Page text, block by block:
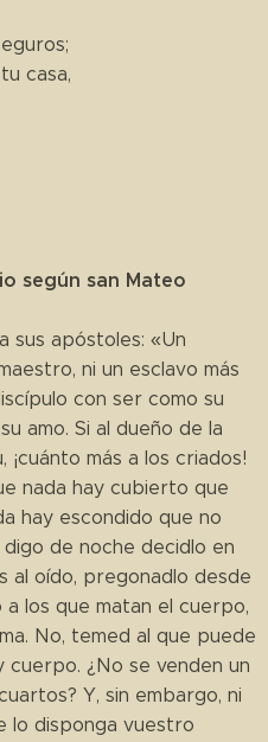
casa,
según san Mateo
sus apóstoles: «Un
ni un esclavo más
con ser como su
amo. Si al dueño de la
¡cuánto más a los criados!
nada hay cubierto que
hay escondido que no
digo de noche decidlo en
al oído, pregonadlo desde
a los que matan el cuerpo,
No, temed al que puede
¿No se venden un
Y, sin embargo, ni
lo disponga vuestro